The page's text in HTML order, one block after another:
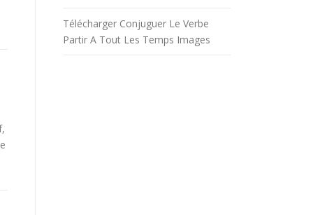
Télécharger Conjuguer Le Verbe
Partir A Tout Les Temps Images